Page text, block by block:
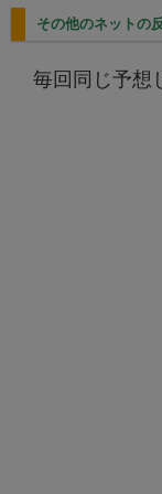
その他のネットの
毎回同じ予想